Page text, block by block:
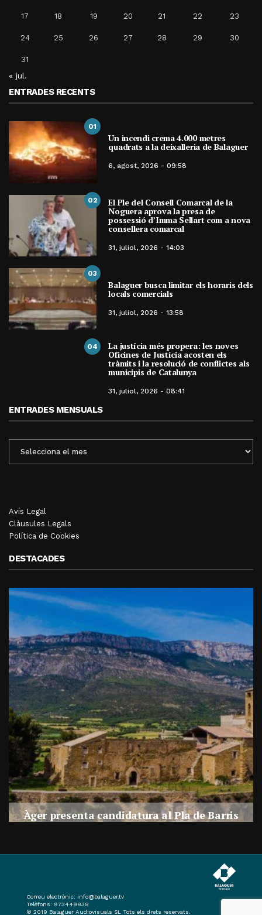
17 18 19 20 21 22 23
24 25 26 27 28 29 30
31
« jul.
ENTRADES RECENTS
01
Un incendi crema 4.000 metres
quadrats a la deixalleria de Balaguer
6, agost, 2026 - 09:58
02 El Ple del Consell Comarcal de la
Noguera aprova la presa de
possessió d’Imma Sellart com a nova
consellera comarcal
31, juliol, 2026 - 14:03
03
Balaguer busca limitar els horaris dels
locals comercials
31, juliol, 2026 - 13:58
04 La justícia més propera: les noves
Oficines de Justícia acosten els
tràmits i la resolució de conflictes als
municipis de Catalunya
31, juliol, 2026 - 08:41
ENTRADES MENSUALS
MENSUALS
Avís Legal
Clàusules Legals
Política de Cookies
DESTACADES
Àger presenta candidatura al Pla de Barris
Correu electrònic: info@balaguer.tv
Telèfons: 973449838
© 2019 Balaguer Audiovisuals SL Tots els drets reservats.